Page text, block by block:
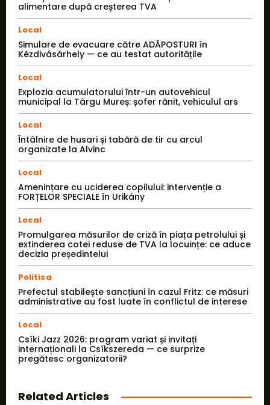
alimentare după creșterea TVA
Local
Simulare de evacuare către ADĂPOSTURI în
Kézdivásárhely — ce au testat autoritățile
Local
Explozia acumulatorului într-un autovehicul
municipal la Târgu Mureș: șofer rănit, vehiculul ars
Local
Întâlnire de husari și tabără de tir cu arcul
organizate la Alvinc
Local
Amenințare cu uciderea copilului: intervenție a
FORȚELOR SPECIALE în Urikány
Local
Promulgarea măsurilor de criză în piața petrolului și
extinderea cotei reduse de TVA la locuințe: ce aduce
decizia președintelui
Politica
Prefectul stabilește sancțiuni în cazul Fritz: ce măsuri
administrative au fost luate în conflictul de interese
Local
Csíki Jazz 2026: program variat și invitați
internaționali la Csíkszereda — ce surprize
pregătesc organizatorii?
Related Articles